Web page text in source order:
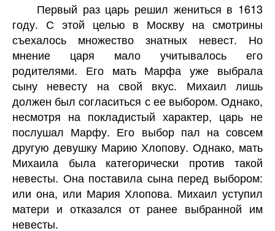
Первый раз царь решил жениться в 1613
году. С этой целью в Москву на смотрины
съехалось множество знатных невест. Но
мнение царя мало учитывалось его
родителями. Его мать Марфа уже выбрала
сыну невесту на свой вкус. Михаил лишь
должен был согласиться с ее выбором. Однако,
несмотря на покладистый характер, царь не
послушал Марфу. Его выбор пал на совсем
другую девушку Марию Хлопову. Однако, мать
Михаила была категорически против такой
невесты. Она поставила сына перед выбором:
или она, или Мария Хлопова. Михаил уступил
матери и отказался от ранее выбранной им
невесты.